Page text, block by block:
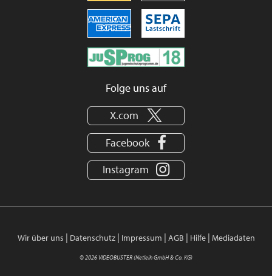
Folge uns auf
X.com
Facebook
Instagram
Wir über uns | Datenschutz| Impressum | AGB | Hilfe| Mediadaten
© 2026 VIDEOBUSTER (Netleih GmbH & Co. KG)